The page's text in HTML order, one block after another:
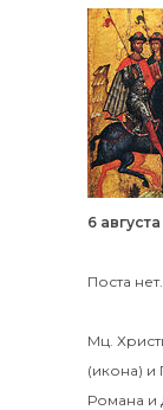
6
Поста нет.
Мц.
(икона) и
Романа и